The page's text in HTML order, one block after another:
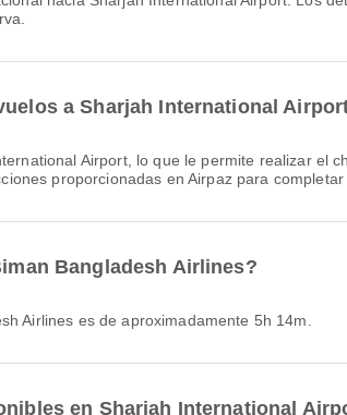
a Sharjah International
proporcionadas en Airpaz para completar
Bangladesh Airlines?
Airlines es de aproximadamente 5h 14m.
en Sharjah International